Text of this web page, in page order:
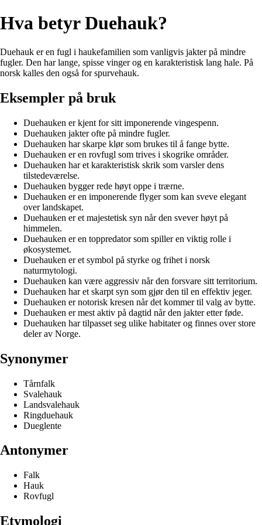
Hva betyr Duehauk?
Duehauk er en fugl i haukefamilien som vanligvis jakter på mindre
fugler. Den har lange, spisse vinger og en karakteristisk lang hale. På
norsk kalles den også for spurvehauk.
Eksempler på bruk
Duehauken er kjent for sitt imponerende vingespenn.
Duehauken jakter ofte på mindre fugler.
Duehauken har skarpe klør som brukes til å fange bytte.
Duehauken er en rovfugl som trives i skogrike områder.
Duehauken har et karakteristisk skrik som varsler dens
tilstedeværelse.
Duehauken bygger rede høyt oppe i trærne.
Duehauken er en imponerende flyger som kan sveve elegant
over landskapet.
Duehauken er et majestetisk syn når den svever høyt på
himmelen.
Duehauken er en toppredator som spiller en viktig rolle i
økosystemet.
Duehauken er et symbol på styrke og frihet i norsk
naturmytologi.
Duehauken kan være aggressiv når den forsvare sitt territorium.
Duehauken har et skarpt syn som gjør den til en effektiv jeger.
Duehauken er notorisk kresen når det kommer til valg av bytte.
Duehauken er mest aktiv på dagtid når den jakter etter føde.
Duehauken har tilpasset seg ulike habitater og finnes over store
deler av Norge.
Synonymer
Tårnfalk
Svalehauk
Landsvalehauk
Ringduehauk
Dueglente
Antonymer
Falk
Hauk
Rovfugl
Etymologi